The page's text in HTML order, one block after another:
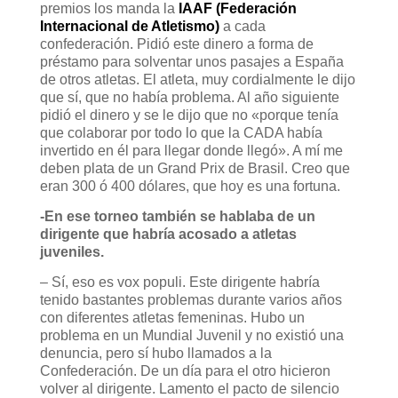
premios los manda la IAAF (Federación
Internacional de Atletismo)a cada
confederación. Pidió este dinero a forma de
préstamo para solventar unos pasajes a España
de otros atletas. El atleta, muy cordialmente le dijo
que sí, que no había problema. Al año siguiente
pidió el dinero y se le dijo que no «porque tenía
que colaborar por todo lo que la CADA había
invertido en él para llegar donde llegó». A mí me
deben plata de un Grand Prix de Brasil. Creo que
eran 300 ó 400 dólares, que hoy es una fortuna.
-En ese torneo también se hablaba de un
dirigente que habría acosado a atletas
juveniles.
– Sí, eso es vox populi. Este dirigente habría
tenido bastantes problemas durante varios años
con diferentes atletas femeninas. Hubo un
problema en un Mundial Juvenil y no existió una
denuncia, pero sí hubo llamados a la
Confederación. De un día para el otro hicieron
volver al dirigente. Lamento el pacto de silencio